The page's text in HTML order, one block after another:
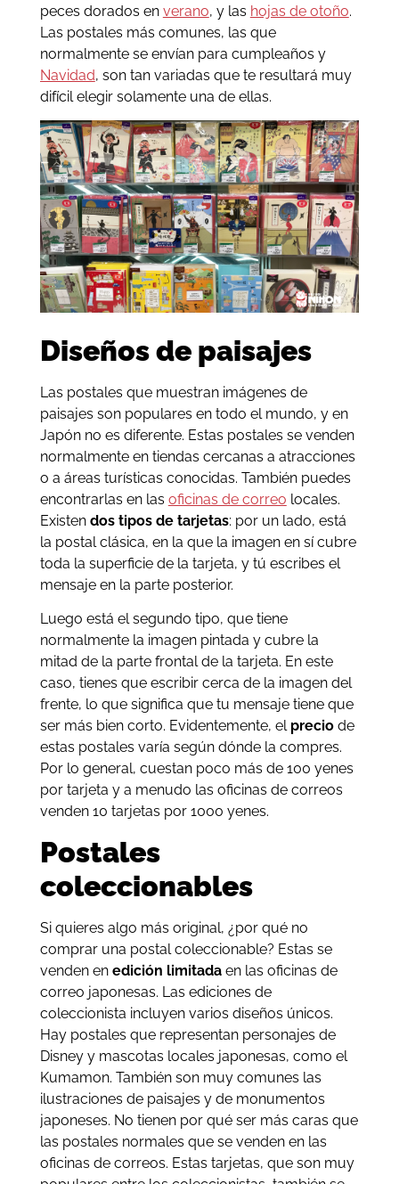
peces dorados en verano, y las hojas de otoño.
Las postales más comunes, las que
normalmente se envían para cumpleaños y
Navidad, son tan variadas que te resultará muy
difícil elegir solamente una de ellas.
Diseños de paisajes
Las postales que muestran imágenes de
paisajes son populares en todo el mundo, y en
Japón no es diferente. Estas postales se venden
normalmente en tiendas cercanas a atracciones
o a áreas turísticas conocidas. También puedes
encontrarlas en las oficinas de correo locales.
Existen dos tipos de tarjetas: por un lado, está
la postal clásica, en la que la imagen en sí cubre
toda la superficie de la tarjeta, y tú escribes el
mensaje en la parte posterior.
Luego está el segundo tipo, que tiene
normalmente la imagen pintada y cubre la
mitad de la parte frontal de la tarjeta. En este
caso, tienes que escribir cerca de la imagen del
frente, lo que significa que tu mensaje tiene que
ser más bien corto. Evidentemente, el preciode
estas postales varía según dónde la compres.
Por lo general, cuestan poco más de 100 yenes
por tarjeta y a menudo las oficinas de correos
venden 10 tarjetas por 1000 yenes.
Postales
coleccionables
Si quieres algo más original, ¿por qué no
comprar una postal coleccionable? Estas se
venden en edición limitadaen las oficinas de
correo japonesas. Las ediciones de
coleccionista incluyen varios diseños únicos.
Hay postales que representan personajes de
Disney y mascotas locales japonesas, como el
Kumamon. También son muy comunes las
ilustraciones de paisajes y de monumentos
japoneses. No tienen por qué ser más caras que
las postales normales que se venden en las
oficinas de correos. Estas tarjetas, que son muy